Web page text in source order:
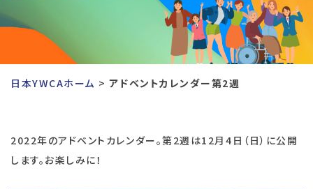
# 国際協力
# 地域YWCA # 平和
# 東日本大震災被災者支援
日本YWCAホーム アドベントカレンダー第2週
2022年のアドベントカレンダー。第2週は12月4日（日）に公開
します。お楽しみに！